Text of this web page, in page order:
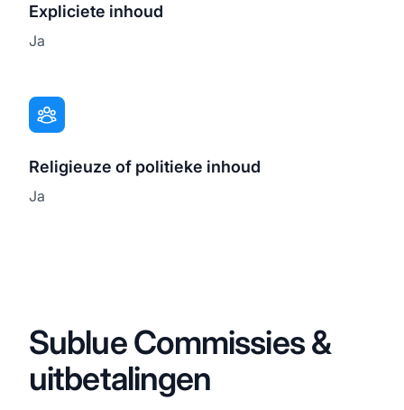
Expliciete inhoud
Ja
Religieuze of politieke inhoud
Ja
Sublue Commissies &
uitbetalingen